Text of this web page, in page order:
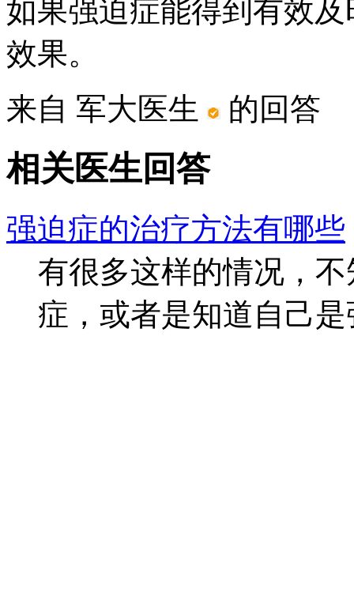
如果强迫症能得到有效
效果。
来自 军大医生
的回答
相关医生回答
强迫症的治疗方法有哪些
有很多这样的情况，
症，或者是知道自己